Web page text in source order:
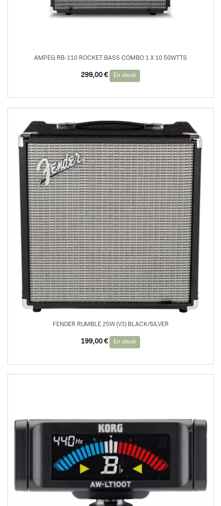
AMPEG RB-110 ROCKET BASS COMBO 1 X 10 50WTTS
299,00 € En stock
FENDER RUMBLE 25W (V3) BLACK/SILVER
199,00 € En stock